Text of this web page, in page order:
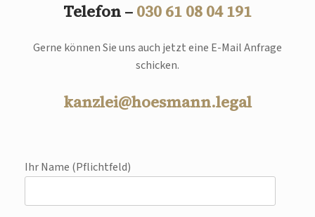
Telefon – 030 61 08 04 191
Gerne können Sie uns auch jetzt eine E-Mail Anfrage
schicken.
kanzlei@hoesmann.legal
Ihr Name (Pflichtfeld)